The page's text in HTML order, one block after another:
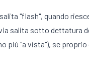
"flash", quando
salita sotto dettatura
più "a vista"), se